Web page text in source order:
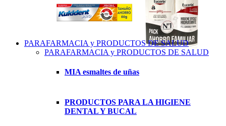
PARAFARMACIA y PRODUCTOS DE SALUD
PARAFARMACIA y PRODUCTOS DE SALUD
MIA esmaltes de uñas
PRODUCTOS PARA LA HIGIENE
DENTAL Y BUCAL